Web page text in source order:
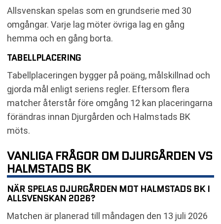
Allsvenskan spelas som en grundserie med 30
omgångar. Varje lag möter övriga lag en gång
hemma och en gång borta.
TABELLPLACERING
Tabellplaceringen bygger på poäng, målskillnad och
gjorda mål enligt seriens regler. Eftersom flera
matcher återstår före omgång 12 kan placeringarna
förändras innan Djurgården och Halmstads BK
möts.
VANLIGA FRÅGOR OM DJURGÅRDEN VS
HALMSTADS BK
NÄR SPELAS DJURGÅRDEN MOT HALMSTADS BK I
ALLSVENSKAN 2026?
Matchen är planerad till måndagen den 13 juli 2026